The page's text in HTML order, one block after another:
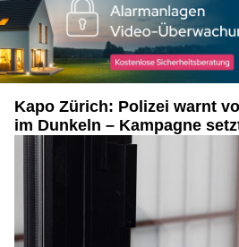
Kapo Zürich: Polizei warnt
im Dunkeln – Kampagne